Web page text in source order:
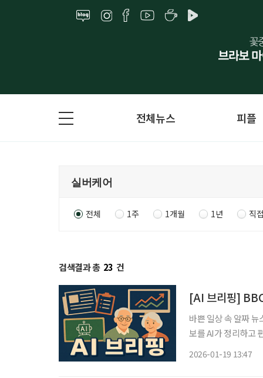
전체뉴스 피플
전체 1주 1개월 1년 직
검색결과 총 23 건
[AI 브리핑]
바쁜 일상 속 알짜
보를 AI가 정리하고 편집국 기자
2026-01-19 13:47